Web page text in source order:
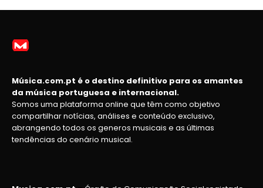
Música.com.pt é o destino definitivo para os amantes
da música portuguesa e internacional.
Somos uma plataforma online que têm como objetivo
compartilhar notícias, análises e conteúdo exclusivo,
abrangendo todos os generos musicais e as últimas
tendências do cenário musical.